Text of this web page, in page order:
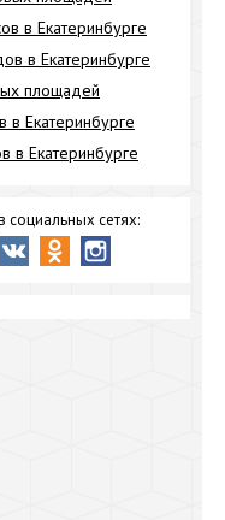
в Екатеринбурге
в Екатеринбурге
площадей
Екатеринбурге
в Екатеринбурге
социальных сетях: